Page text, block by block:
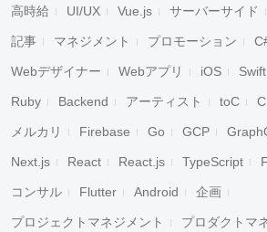
高時給 UI/UX Vue.js サーバーサイド
記事 マネジメント プロモーション
Webデザイナー Webアプリ iOS Swift
Ruby Backend アーティスト toC
メルカリ Firebase Go GCP
Next.js React React.js TypeScript
コンサル Flutter Android 企画
プロジェクトマネジメント プロダクトマ